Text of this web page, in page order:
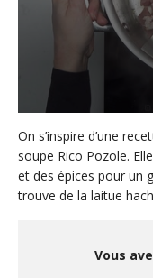
s
c
o
n
d
On s’inspire d’une
soupe Rico Pozole.
et des épices pour un
trouve de la laitue
Vous